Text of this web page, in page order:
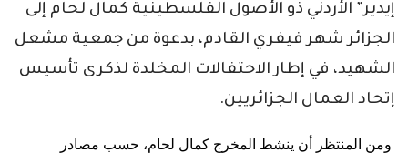
إيدير” الأردني ذو الأصول الفلسطينية كمال لحام إلى
الجزائر شهر فيفري القادم، بدعوة من جمعية مشعل
الشهيد، في إطار الاحتفالات المخلدة لذكرى تأسيس
إتحاد العمال الجزائريين.
ومن المنتظر أن ينشط المخرج كمال لحام، حسب مصادر